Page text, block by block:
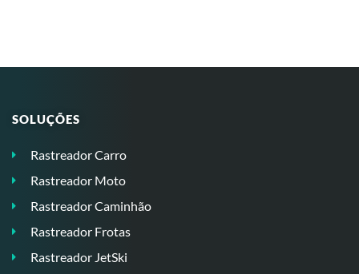
SOLUÇÕES
Rastreador Carro
Rastreador Moto
Rastreador Caminhão
Rastreador Frotas
Rastreador JetSki